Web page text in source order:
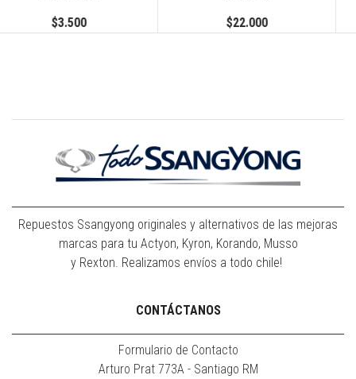
Repuestos Ssangyong originales y alternativos de las mejoras
marcas para tu Actyon, Kyron, Korando, Musso
y Rexton. Realizamos envíos a todo chile!
CONTÁCTANOS
Formulario de Contacto
Arturo Prat 773A - Santiago RM